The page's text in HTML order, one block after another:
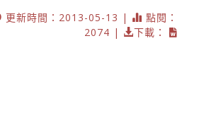
更新時間：2013-05-13 |
點閱：
2074 |
下載：